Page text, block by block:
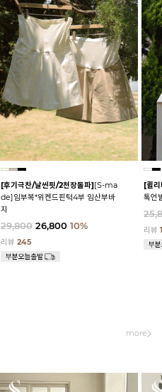
[후기극찬/날씬핏/2천장돌파][S-ma
de]임부복*위켄드핀턱4부 임산부바
지
29,800 26,800 10%
리뷰245
[퀼
톡언
리뷰
more